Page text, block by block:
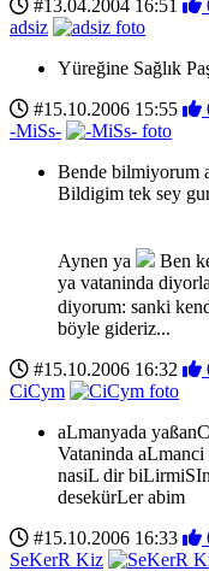
#13.04.2004 16:51
adsiz
Yüreğine Sağlık
#15.10.2006 15:55
-MiSs-
Bende bilmiyorum
Bildigim tek sey
Aynen ya
Ben
ya vataninda
diyorum: sanki
böyle gideriz...
#15.10.2006 16:32
CiCym
aLmanyada
Vataninda
nasiL dir
desekürLer abim
#15.10.2006 16:33
SeKerR Kiz